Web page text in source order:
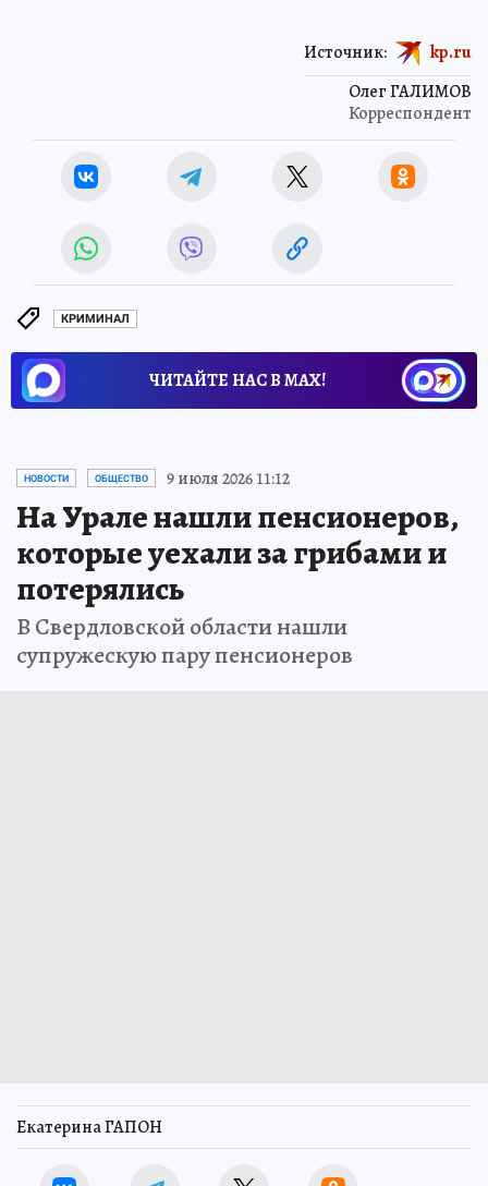
Олег ГАЛИМОВ
Корреспондент
Источник: kp.ru
КРИМИНАЛ
ЧИТАЙТЕ НАС В МАХ!
НОВОСТИ ОБЩЕСТВО 9 июля 2026 11:12
На Урале нашли пенсионеров,
которые уехали за грибами и
потерялись
В Свердловской области нашли
супружескую пару пенсионеров
Екатерина ГАПОН